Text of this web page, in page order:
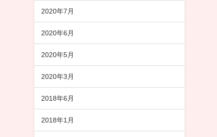
2020年7月
2020年6月
2020年5月
2020年3月
2018年6月
2018年1月